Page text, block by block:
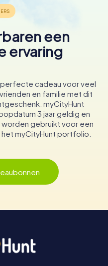
een
ervaring
cadeau voor veel
en familie met dit
myCityHunt
3 jaar geldig en
gebruikt voor een
myCityHunt portfolio.